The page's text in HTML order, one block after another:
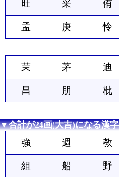
旺 采 侑
孟 庚 怜
茉 茅 迪
昌 朋 枇
▼合計が24画(大吉)になる漢字
強 週 教
組 船 野